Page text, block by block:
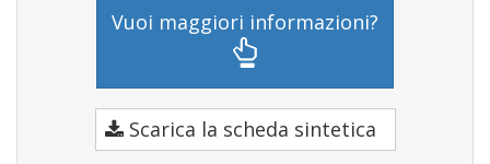
Vuoi maggiori informazioni?
Scarica la scheda sintetica